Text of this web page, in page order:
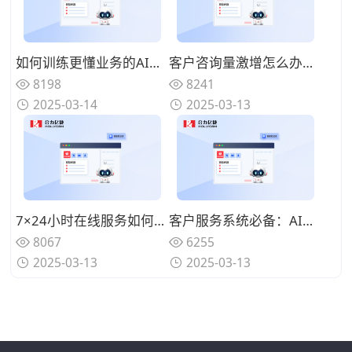
如何训练更懂业务的AI智能问答？客户服务知识库搭建方法论
8198
2025-03-14
客户咨询量激增怎么办？AI智能问答分流策略实践案例
8241
2025-03-13
7×24小时在线服务如何实现？AI智能问答系统部署指南
8067
2025-03-13
客户服务系统必备：AI智能问答能否识别复杂语义？技术解析
6255
2025-03-13